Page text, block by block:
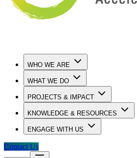
WHO WE ARE
WHAT WE DO
PROJECTS & IMPACT
KNOWLEDGE & RESOURCES
ENGAGE WITH US
Contact Us